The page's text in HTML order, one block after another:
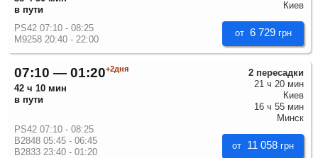
в пути
от 6 729 грн
Киев
PS42 07:10 - 08:25
M9258 20:40 - 22:00
07:10 — 01:20+2дня
42 ч 10 мин
в пути
от 11 058 грн
2 пересадки
21 ч 20 мин
Киев
16 ч 55 мин
Минск
PS42 07:10 - 08:25
B2848 05:45 - 06:45
B2833 23:40 - 01:20